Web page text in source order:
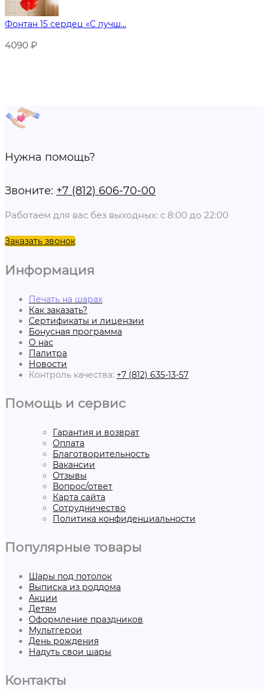
Фонтан 15 сердец «С лучш...
4090 ₽
Нужна помощь?
Звоните: +7 (812) 606-70-00
Работаем для вас без выходных: с 8:00 до 22:00
Заказать звонок
Информация
Печать на шарах
Как заказать?
Сертификаты и лицензии
Бонусная программа
О нас
Палитра
Новости
Контроль качества: +7 (812) 635-13-57
Помощь и сервис
Гарантия и возврат
Оплата
Благотворительность
Вакансии
Отзывы
Вопрос/ответ
Карта сайта
Сотрудничество
Политика конфиденциальности
Популярные товары
Шары под потолок
Выписка из роддома
Акции
Детям
Оформление праздников
Мультгерои
День рождения
Надуть свои шары
Контакты